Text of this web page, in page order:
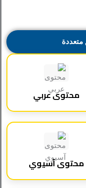
محتوى عربي
محتوى آسيوي